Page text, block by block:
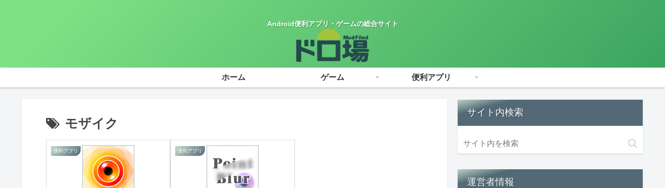
Android便利アプリ・ゲームの総合サイト
ホーム ゲーム 便利アプリ
モザイク
便利アプリ 便利アプリ
サイト内検索
運営者情報